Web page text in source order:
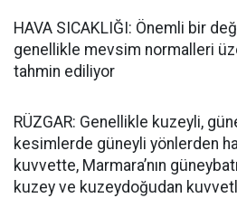
HAVA SICAKLIĞI: Önemli bir
genellikle mevsim normalleri
tahmin ediliyor
RÜZGAR: Genellikle kuzeyli,
kesimlerde güneyli yönlerden
kuvvette, Marmara’nın
kuzey ve kuzeydoğudan